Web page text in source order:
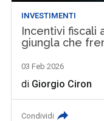
INVESTIMENTI
Incentivi fiscali
giungla che
03 Feb 2026
di Giorgio Ciron
Condividi